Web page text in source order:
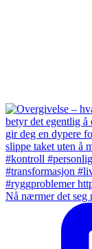
Nå nærmer det seg